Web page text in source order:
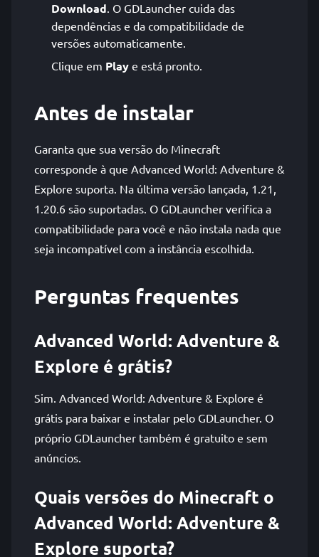
Download. O GDLauncher cuida das
dependências e da compatibilidade de
versões automaticamente.
Clique em Play e está pronto.
Antes de instalar
Garanta que sua versão do Minecraft
corresponde à que Advanced World: Adventure &
Explore suporta. Na última versão lançada, 1.21,
1.20.6 são suportadas. O GDLauncher verifica a
compatibilidade para você e não instala nada que
seja incompatível com a instância escolhida.
Perguntas frequentes
Advanced World: Adventure &
Explore é grátis?
Sim. Advanced World: Adventure & Explore é
grátis para baixar e instalar pelo GDLauncher. O
próprio GDLauncher também é gratuito e sem
anúncios.
Quais versões do Minecraft o
Advanced World: Adventure &
Explore suporta?